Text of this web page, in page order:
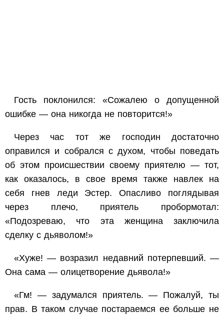
Гость поклонился: «Сожалею о допущенной
ошибке — она никогда не повторится!»
Через час тот же господин достаточно
оправился и собрался с духом, чтобы поведать
об этом происшествии своему приятелю — тот,
как оказалось, в свое время также навлек на
себя гнев леди Эстер. Опасливо поглядывая
через плечо, приятель пробормотал:
«Подозреваю, что эта женщина заключила
сделку с дьяволом!»
«Хуже! — возразил недавний потерпевший. —
Она сама — олицетворение дьявола!»
«Гм! — задумался приятель. — Пожалуй, ты
прав. В таком случае постараемся ее больше не